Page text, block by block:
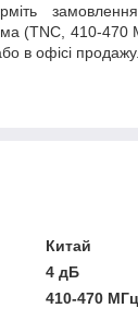
(TNC, 410-470
в офісі продажу.
Китай
4 дБ
410-470 МГц